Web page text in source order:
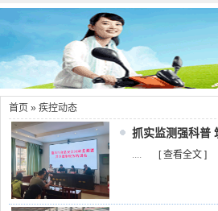
首页 » 疾控动态
抓实监测强科普
.... [ 查看全文 ]